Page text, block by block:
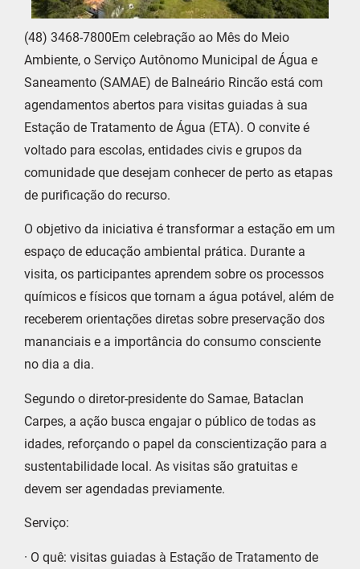
(48) 3468-7800Em celebração ao Mês do Meio
Ambiente, o Serviço Autônomo Municipal de Água e
Saneamento (SAMAE) de Balneário Rincão está com
agendamentos abertos para visitas guiadas à sua
Estação de Tratamento de Água (ETA). O convite é
voltado para escolas, entidades civis e grupos da
comunidade que desejam conhecer de perto as etapas
de purificação do recurso.
O objetivo da iniciativa é transformar a estação em um
espaço de educação ambiental prática. Durante a
visita, os participantes aprendem sobre os processos
químicos e físicos que tornam a água potável, além de
receberem orientações diretas sobre preservação dos
mananciais e a importância do consumo consciente
no dia a dia.
Segundo o diretor-presidente do Samae, Bataclan
Carpes, a ação busca engajar o público de todas as
idades, reforçando o papel da conscientização para a
sustentabilidade local. As visitas são gratuitas e
devem ser agendadas previamente.
Serviço:
· O quê: visitas guiadas à Estação de Tratamento de